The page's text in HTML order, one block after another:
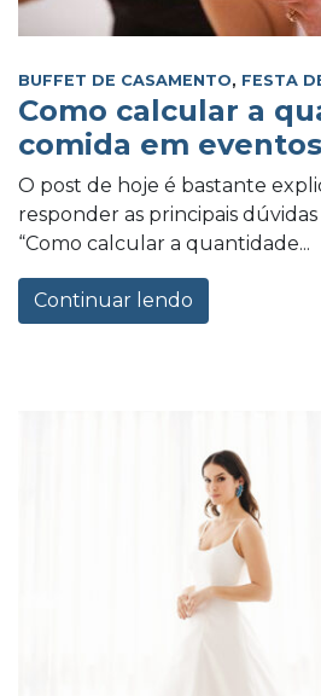
BUFFET DE CASAMENTO, FESTA
Como calcular a
comida em
O post de hoje é bastante
responder as principais
“Como calcular a quantidade...
Continuar lendo